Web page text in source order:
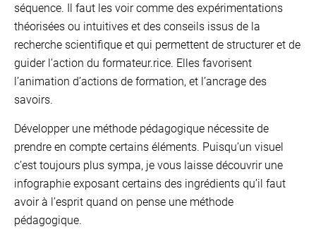
séquence. Il faut les voir comme des expérimentations
théorisées ou intuitives et des conseils issus de la
recherche scientifique et qui permettent de structurer et de
guider l’action du formateur.rice. Elles favorisent
l’animation d’actions de formation, et l’ancrage des
savoirs.
Développer une méthode pédagogique nécessite de
prendre en compte certains éléments. Puisqu’un visuel
c’est toujours plus sympa, je vous laisse découvrir une
infographie exposant certains des ingrédients qu’il faut
avoir à l’esprit quand on pense une méthode
pédagogique.